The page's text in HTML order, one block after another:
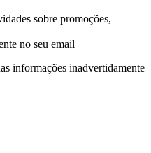
sobre promoções,
no seu email
informações inadvertidamente